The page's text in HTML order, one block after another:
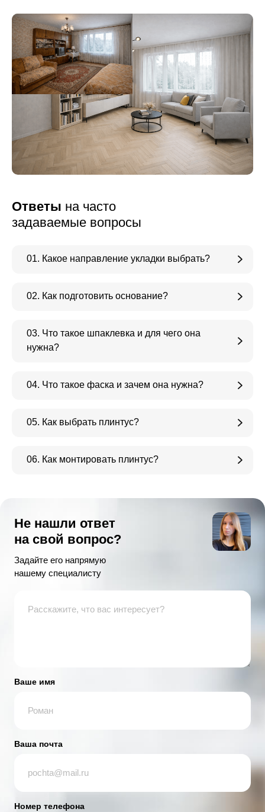
Ответы на часто
задаваемые вопросы
01. Какое направление укладки выбрать?
02. Как подготовить основание?
03. Что такое шпаклевка и для чего она
нужна?
04. Что такое фаска и зачем она нужна?
05. Как выбрать плинтус?
06. Как монтировать плинтус?
Не нашли ответ
на свой вопрос?
Задайте его напрямую
нашему специалисту
Ваше имя
Ваша почта
Номер телефона